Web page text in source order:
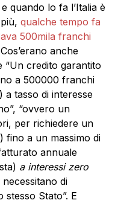
quando lo fa l’Italia è
qualche tempo fa
500mila franchi
anche
“Un credito garantito
a 500000 franchi
a tasso di interesse
“ovvero un
per richiedere un
fino a un massimo di
annuale
a interessi zero
di
Stato”. E